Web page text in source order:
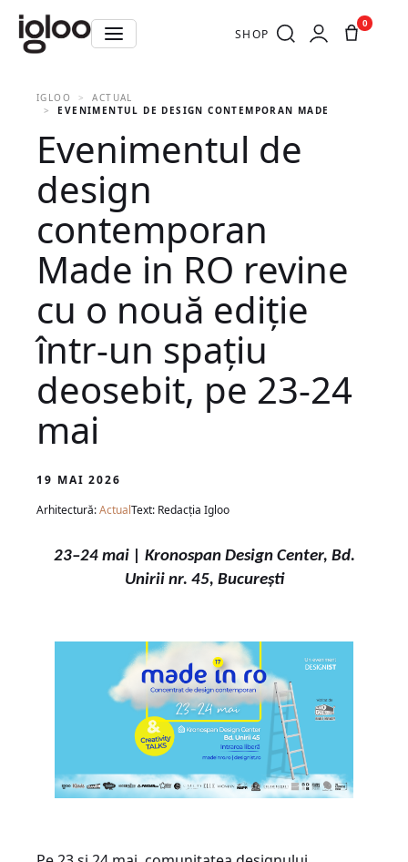
SHOP
0
IGLOO
ACTUAL
EVENIMENTUL DE DESIGN CONTEMPORAN MADE IN RO
Evenimentul de
design
contemporan
Made in RO revine
cu o nouă ediție
într-un spațiu
deosebit, pe 23-24
mai
19 MAI 2026
Arhitectură:ActualText: Redacția Igloo
23–24 mai | Kronospan Design Center, Bd.
Unirii nr. 45, București